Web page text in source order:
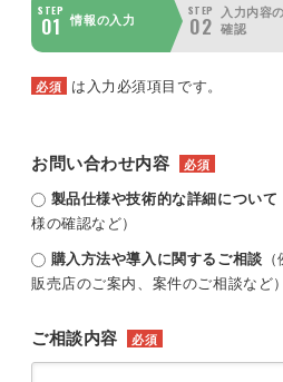
STEP
01 情報の入力
STEP
02
入力内容の
確認
必須 は入力必須項目です。
お問い合わせ内容 必須
製品仕様や技術的な詳細について
様の確認など）
購入方法や導入に関するご相談
販売店のご案内、案件のご相談など）
ご相談内容 必須